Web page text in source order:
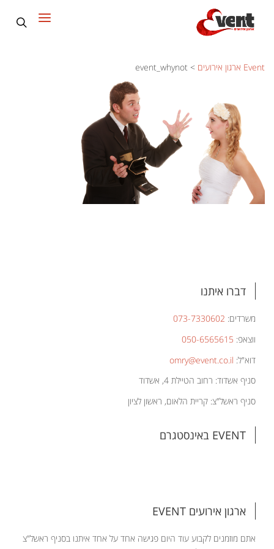
Event ארגון אירועים >
event_whynot
דברו איתנו
משרדים: 073-7330602
ווצאפ: 050-6565615
דוא"ל: omry@event.co.il
סניף אשדוד: רחוב הטיילת 4, אשדוד
סניף ראשל"צ: קריית הלאום, ראשון לציון
EVENT באינסטגרם
ארגון אירועים EVENT
אתם מוזמנים לקבוע עוד היום פגישה אחד על אחד איתנו בסניף ראשל"צ